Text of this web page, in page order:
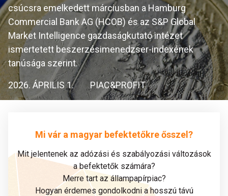
csúcsra emelkedett márciusban a Hamburg
Commercial Bank AG (HCOB) és az S&P Global
Market Intelligence gazdaságkutató intézet
ismertetett beszerzésimenedzser-indexének
tanúsága szerint.
2026. ÁPRILIS 1. PIAC&PROFIT
Mi vár a magyar befektetőkre ősszel?
Mit jelentenek az adózási és szabályozási változások
a befektetők számára?
Merre tart az állampapírpiac?
Hogyan érdemes gondolkodni a hosszú távú